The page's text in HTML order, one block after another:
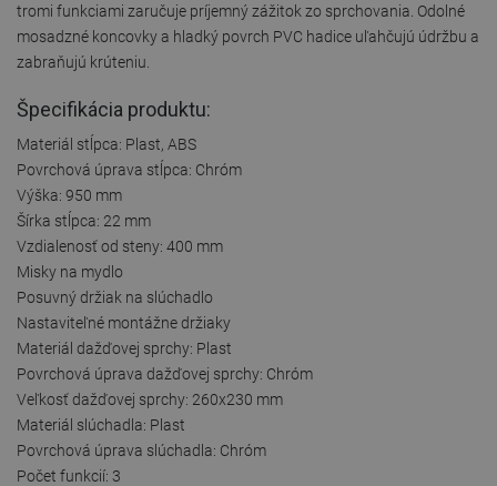
tromi funkciami zaručuje príjemný zážitok zo sprchovania. Odolné
mosadzné koncovky a hladký povrch PVC hadice uľahčujú údržbu a
zabraňujú krúteniu.
Špecifikácia produktu:
Materiál stĺpca: Plast, ABS
Povrchová úprava stĺpca: Chróm
Výška: 950 mm
Šírka stĺpca: 22 mm
Vzdialenosť od steny: 400 mm
Misky na mydlo
Posuvný držiak na slúchadlo
Nastaviteľné montážne držiaky
Materiál dažďovej sprchy: Plast
Povrchová úprava dažďovej sprchy: Chróm
Veľkosť dažďovej sprchy: 260x230 mm
Materiál slúchadla: Plast
Povrchová úprava slúchadla: Chróm
Počet funkcií: 3